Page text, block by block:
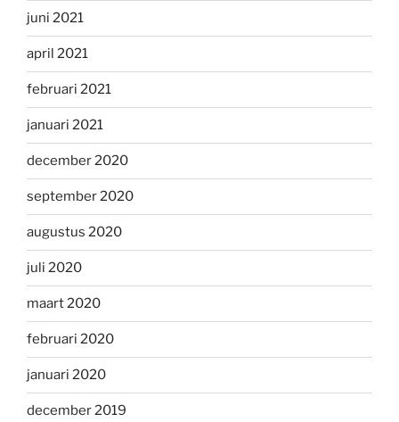
juni 2021
april 2021
februari 2021
januari 2021
december 2020
september 2020
augustus 2020
juli 2020
maart 2020
februari 2020
januari 2020
december 2019